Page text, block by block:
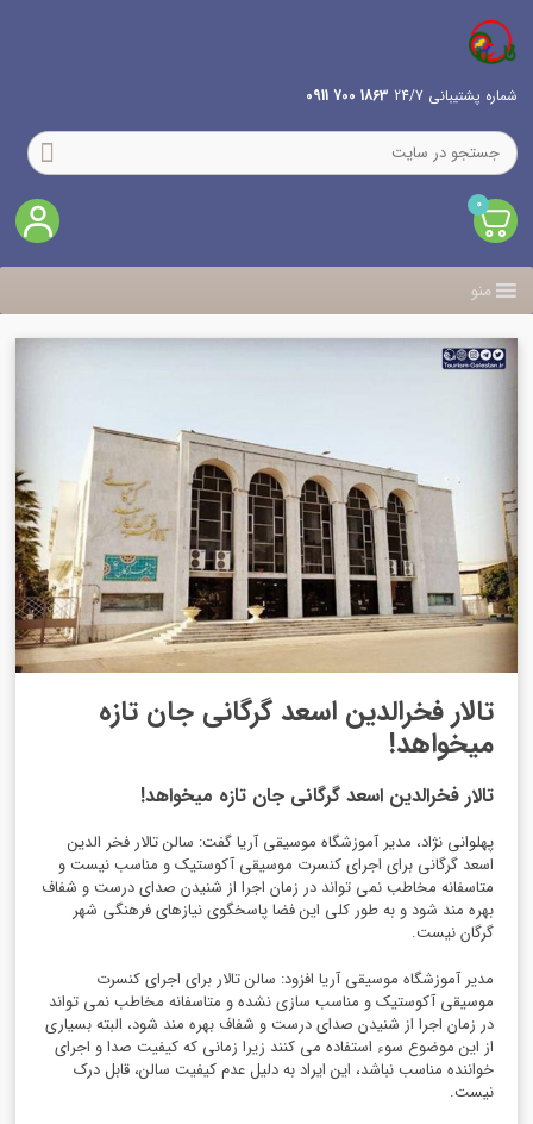
شماره پشتیبانی 24/7 1863 700 0911
0
منو
تالار فخرالدین اسعد گرگانی جان تازه
میخواهد!
تالار فخرالدین اسعد گرگانی جان تازه میخواهد!
پهلوانی نژاد، مدیر آموزشگاه موسیقی آریا گفت: سالن تالار فخر الدین
اسعد گرگانی برای اجرای کنسرت موسیقی آکوستیک و مناسب نیست و
متاسفانه مخاطب نمی تواند در زمان اجرا از شنیدن صدای درست و شفاف
بهره مند شود و به طور کلی این فضا پاسخگوی نیازهای فرهنگی شهر
گرگان نیست.
مدیر آموزشگاه موسیقی آریا افزود: سالن تالار برای اجرای کنسرت
موسیقی آکوستیک و مناسب سازی نشده و متاسفانه مخاطب نمی تواند
در زمان اجرا از شنیدن صدای درست و شفاف بهره مند شود، البته بسیاری
از این موضوع سوء استفاده می کنند زیرا زمانی که کیفیت صدا و اجرای
خواننده مناسب نباشد، این ایراد به دلیل عدم کیفیت سالن، قابل درک
نیست.